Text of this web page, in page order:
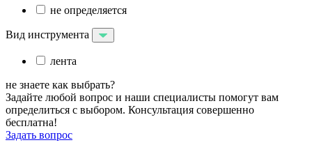
не определяется
Вид инструмента
лента
не знаете как выбрать?
Задайте любой вопрос и наши специалисты помогут вам
определиться с выбором. Консультация совершенно
бесплатна!
Задать вопрос